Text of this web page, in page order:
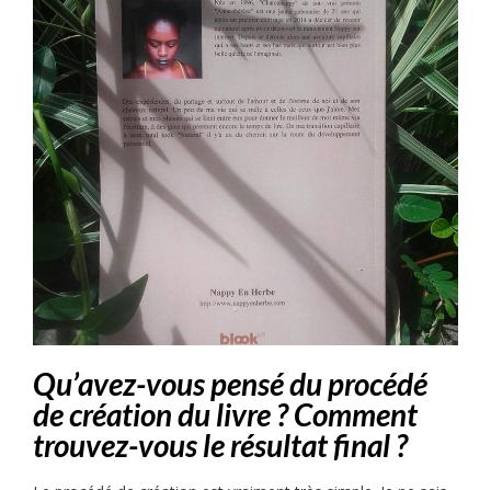
Qu’avez-vous pensé du procédé
de création du livre ? Comment
trouvez-vous le résultat final ?